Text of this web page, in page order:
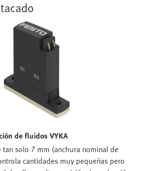
de fluidos VYKA
tan solo 7 mm (anchura nominal de
cantidades muy pequeñas pero